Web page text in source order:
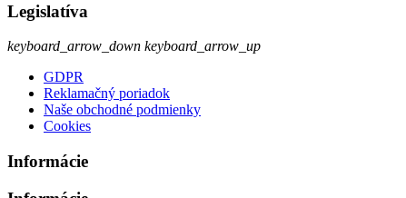
Legislatíva
keyboard_arrow_down keyboard_arrow_up
GDPR
Reklamačný poriadok
Naše obchodné podmienky
Cookies
Informácie